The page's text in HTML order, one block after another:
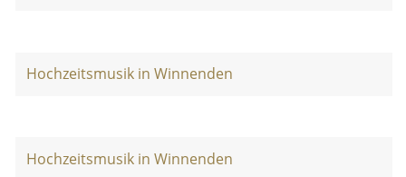
Hochzeitsmusik in Winnenden
Hochzeitsmusik in Winnenden